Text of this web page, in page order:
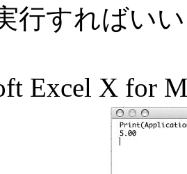
行すればい
Excel X for